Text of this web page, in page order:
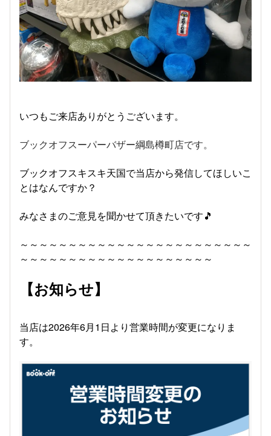
いつもご来店ありがとうございます。
ブックオフスーパーバザー綱島樽町店です。
ブックオフスキスキ天国で当店から発信してほしいこ
とはなんですか？
みなさまのご意見を聞かせて頂きたいです🎵
～～～～～～～～～～～～～～～～～～～～～～～～
～～～～～～～～～～～～～～～～～～～～
【お知らせ】
当店は2026年6月1日より営業時間が変更になりま
す。